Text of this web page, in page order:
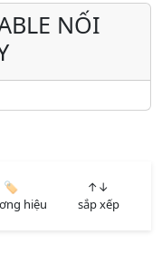
NỐI
🏷️
hiệu
↑↓
sắp xếp